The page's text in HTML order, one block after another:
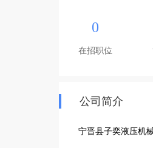
0
在招职位
公司简介
宁晋县子奕液压机